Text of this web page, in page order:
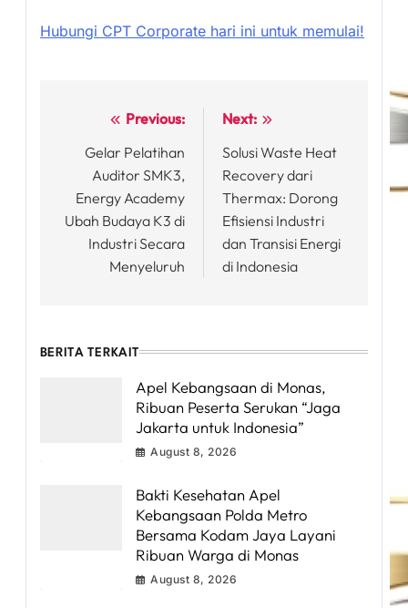
Hubungi CPT Corporate hari ini untuk memulai!
navigation
Previous:
Gelar Pelatihan
Auditor SMK3,
Energy Academy
Ubah Budaya K3 di
Industri Secara
Menyeluruh
Next:
Solusi Waste Heat
Recovery dari
Thermax: Dorong
Efisiensi Industri
dan Transisi Energi
di Indonesia
BERITA TERKAIT
Apel Kebangsaan di Monas,
Ribuan Peserta Serukan “Jaga
Jakarta untuk Indonesia”
August 8, 2026
Bakti Kesehatan Apel
Kebangsaan Polda Metro
Bersama Kodam Jaya Layani
Ribuan Warga di Monas
August 8, 2026